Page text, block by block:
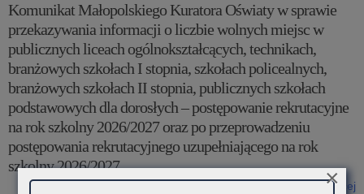
Komunikat Małopolskiego Kuratora Oświaty w sprawie
przekazywania informacji o liczbie wolnych miejsc w
publicznych liceach ogólnokształcących, technikach,
branżowych szkołach I stopnia, szkołach policealnych,
branżowych szkołach II stopnia, publicznych szkołach
podstawowych dla dorosłych – postępowanie rekrutacyjne
na rok szkolny 2026/2027 oraz po przeprowadzeniu
postępowania rekrutacyjnego uzupełniającego na rok
szkolny 2026/2027
Czytaj więcej
×